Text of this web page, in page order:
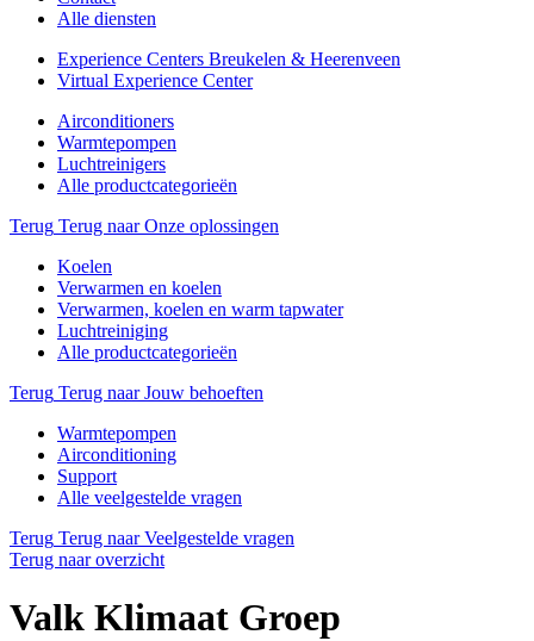
Alle diensten
Experience Centers Breukelen & Heerenveen
Virtual Experience Center
Airconditioners
Warmtepompen
Luchtreinigers
Alle productcategorieën
Terug Terug naar Onze oplossingen
Koelen
Verwarmen en koelen
Verwarmen, koelen en warm tapwater
Luchtreiniging
Alle productcategorieën
Terug Terug naar Jouw behoeften
Warmtepompen
Airconditioning
Support
Alle veelgestelde vragen
Terug Terug naar Veelgestelde vragen
Terug naar overzicht
Valk Klimaat Groep